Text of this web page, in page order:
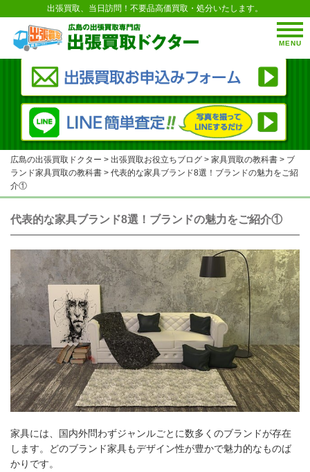
MENU
出張買取、当日訪問！不要品高価買取・処分いたします。
広島の出張買取ドクター > 出張買取お役立ちブログ > 家具買取の教科書 > ブ
ランド家具買取の教科書 > 代表的な家具ブランド8選！ブランドの魅力をご紹
介①
代表的な家具ブランド8選！ブランドの魅力をご紹介①
家具には、国内外問わずジャンルごとに数多くのブランドが存在
します。どのブランド家具もデザイン性が豊かで魅力的なものば
かりです。